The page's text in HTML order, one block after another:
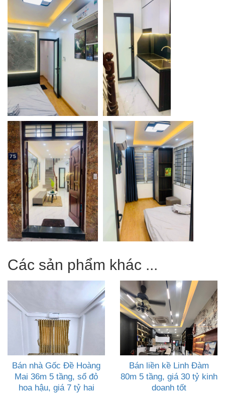
Các sản phẩm khác ...
Bán nhà Gốc Đề Hoàng
Mai 36m 5 tầng, sổ đỏ
hoa hậu, giá 7 tỷ hai
Bán liền kề Linh Đàm
80m 5 tầng, giá 30 tỷ kinh
doanh tốt